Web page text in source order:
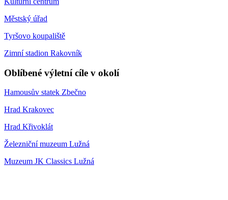
Městský úřad
Tyršovo koupaliště
Zimní stadion Rakovník
Oblíbené výletní cíle v okolí
Hamousův statek Zbečno
Hrad Krakovec
Hrad Křivoklát
Železniční muzeum Lužná
Muzeum JK Classics Lužná